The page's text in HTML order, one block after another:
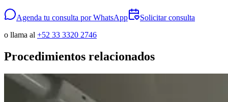
Agenda tu consulta por WhatsApp
Solicitar consulta
o llama al +52 33 3320 2746
Procedimientos relacionados